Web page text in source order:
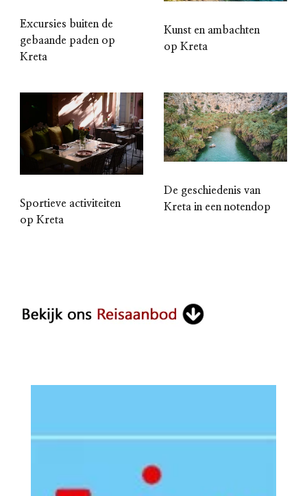
Excursies buiten de
gebaande paden op
Kreta
Kunst en ambachten
op Kreta
Sportieve activiteiten
op Kreta
De geschiedenis van
Kreta in een notendop